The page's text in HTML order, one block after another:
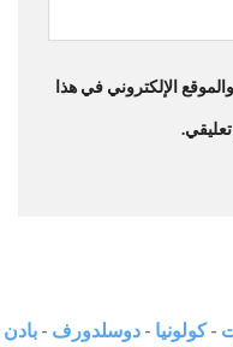
الإلكتروني في هذا
-كولونيا -دوسلدورف -بادن